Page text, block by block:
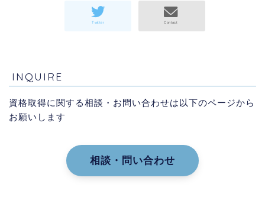
INQUIRE
資格取得に関する相談・お問い合わせは以下のページから
お願いします
相談・問い合わせ